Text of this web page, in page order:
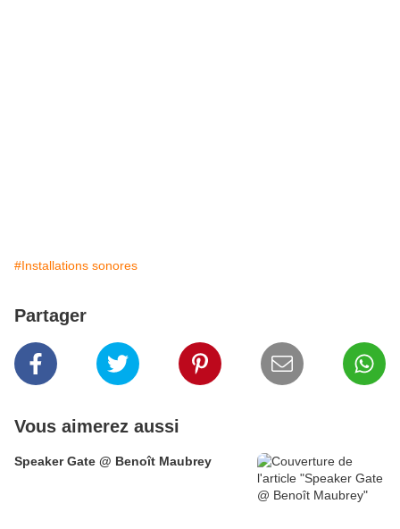
#Installations sonores
Partager
Vous aimerez aussi
Speaker Gate @ Benoît Maubrey